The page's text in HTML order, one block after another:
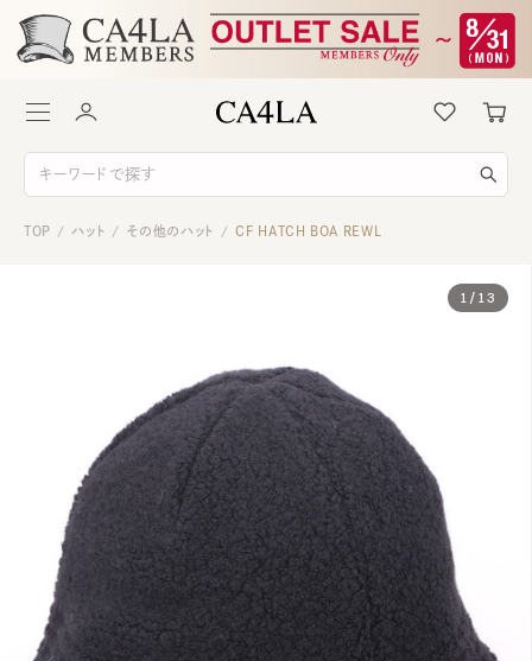
TOP / ハット / その他のハット / CF HATCH BOA REWL
1 / 13